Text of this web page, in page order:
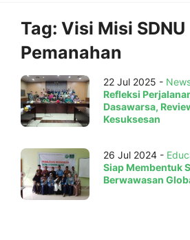
Tag: Visi Misi SDNU
Pemanahan
22 Jul 2025 -
Refleksi
Dasawarsa,
Kesuksesan
26 Jul 2024 -
Siap Membentuk
Berwawasan